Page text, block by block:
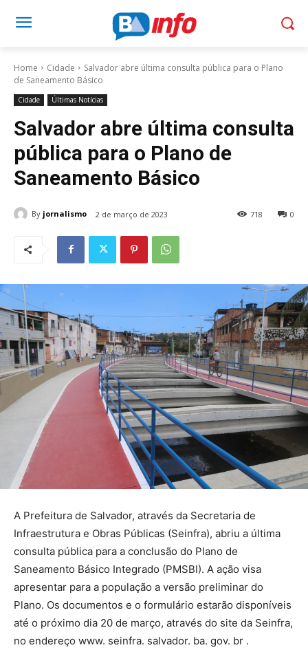
Home Cidade
Salvador abre última consulta pública para o Plano
de Saneamento Básico
Cidade Últimas Notícias
Salvador abre última consulta
pública para o Plano de
Saneamento Básico
By jornalismo 2 de março de 2023 0
718
A Prefeitura de Salvador, através da Secretaria de
Infraestrutura e Obras Públicas (Seinfra), abriu a última
consulta pública para a conclusão do Plano de
Saneamento Básico Integrado (PMSBI). A ação visa
apresentar para a população a versão preliminar do
Plano. Os documentos e o formulário estarão disponíveis
até o próximo dia 20 de março, através do site da Seinfra,
no endereço www. seinfra. salvador. ba. gov. br .